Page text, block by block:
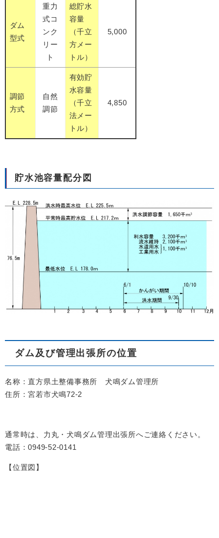
ダム
型式
重力
式コ
ンク
リー
ト
総貯水
容量
（千立
方メー
トル）
5,000
調節
方式
自然
調節
有効貯
水容量
（千立
法メー
トル）
4,850
貯水池容量配分図
ダム及び管理出張所の位置
名称：直方県土整備事務所 犬鳴ダム管理所
住所：宮若市犬鳴72-2
通常時は、力丸・犬鳴ダム管理出張所へご連絡ください。
電話：0949-52-0141
【位置図】